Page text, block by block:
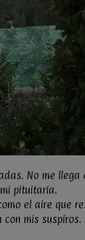
No me
pituitaria.
el aire que
mis suspiros.